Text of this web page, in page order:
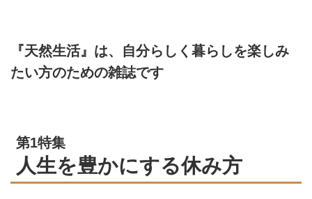
『天然生活』は、自分らしく暮らしを楽しみ
たい方のための雑誌です
第1特集
人生を豊かにする休み方